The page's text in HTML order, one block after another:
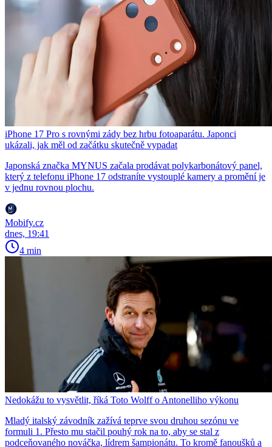
iPhone 17 Pro s rovnými zády bez hrbu fotoaparátu. Japonci
ukázali, jak měl od začátku skutečně vypadat
Japonská značka MYNUS začala prodávat polykarbonátový panel,
který z telefonu iPhone 17 odstraníte vystouplé kamery a promění je
v jednu rovnou plochu.
Mobify.cz
dnes, 19:41
4 min
Nedokážu to vysvětlit, říká Toto Wolff o Antonelliho výkonu
Mladý italský závodník zažívá teprve svou druhou sezónu ve
formuli 1. Přesto mu stačil pouhý rok na to, aby se stal z
podceňovaného nováčka, lídrem šampionátu. To kromě fanoušků a